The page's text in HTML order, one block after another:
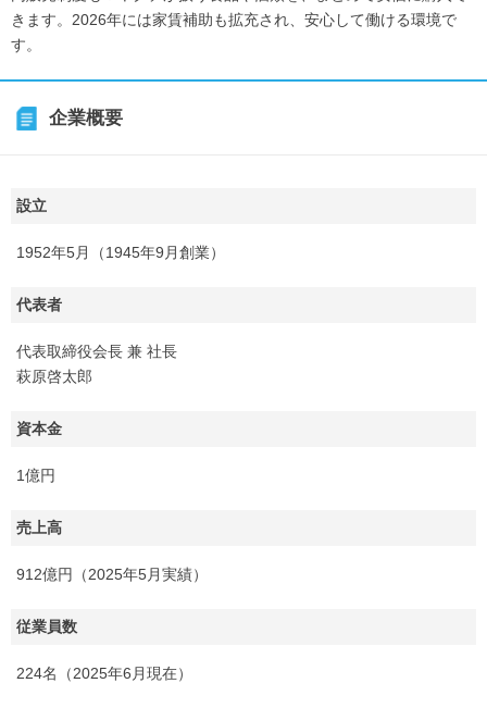
きます。2026年には家賃補助も拡充され、安心して働ける環境で
す。
企業概要
設立
1952年5月（1945年9月創業）
代表者
代表取締役会長 兼 社長
萩原啓太郎
資本金
1億円
売上高
912億円（2025年5月実績）
従業員数
224名（2025年6月現在）